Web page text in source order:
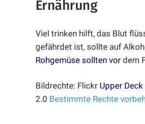
Ernährung
Viel trinken hilft, das Blut
gefährdet ist, sollte auf
Rohgemüse sollten vor dem
Bildrechte: Flickr Upper
2.0 Bestimmte Rechte